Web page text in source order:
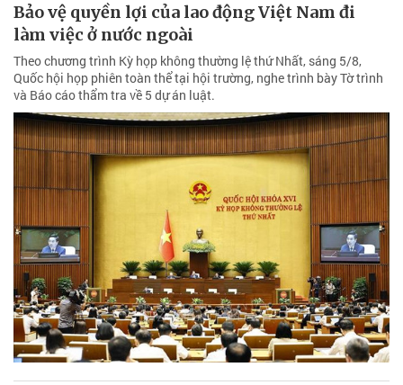
Bảo vệ quyền lợi của lao động Việt Nam đi
làm việc ở nước ngoài
Theo chương trình Kỳ họp không thường lệ thứ Nhất, sáng 5/8,
Quốc hội họp phiên toàn thể tại hội trường, nghe trình bày Tờ trình
và Báo cáo thẩm tra về 5 dự án luật.